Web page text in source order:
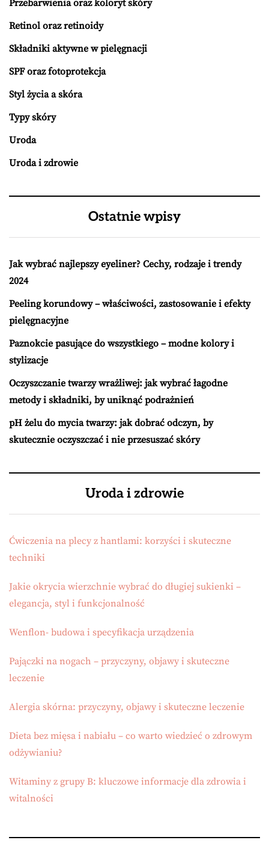
Przebarwienia oraz koloryt skóry
Retinol oraz retinoidy
Składniki aktywne w pielęgnacji
SPF oraz fotoprotekcja
Styl życia a skóra
Typy skóry
Uroda
Uroda i zdrowie
Ostatnie wpisy
Jak wybrać najlepszy eyeliner? Cechy, rodzaje i trendy
2024
Peeling korundowy – właściwości, zastosowanie i efekty
pielęgnacyjne
Paznokcie pasujące do wszystkiego – modne kolory i
stylizacje
Oczyszczanie twarzy wrażliwej: jak wybrać łagodne
metody i składniki, by uniknąć podrażnień
pH żelu do mycia twarzy: jak dobrać odczyn, by
skutecznie oczyszczać i nie przesuszać skóry
Uroda i zdrowie
Ćwiczenia na plecy z hantlami: korzyści i skuteczne
techniki
Jakie okrycia wierzchnie wybrać do długiej sukienki –
elegancja, styl i funkcjonalność
Wenflon- budowa i specyfikacja urządzenia
Pajączki na nogach – przyczyny, objawy i skuteczne
leczenie
Alergia skórna: przyczyny, objawy i skuteczne leczenie
Dieta bez mięsa i nabiału – co warto wiedzieć o zdrowym
odżywianiu?
Witaminy z grupy B: kluczowe informacje dla zdrowia i
witalności